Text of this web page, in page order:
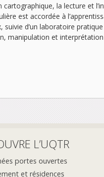
la lecture et
est accordée à
d’un laboratoire
manipulation et
L’UQTR
portes ouvertes
et résidences